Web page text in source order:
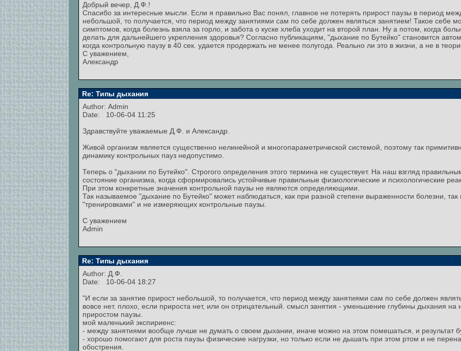
Добрый вечер, Д.Ф.!
Спасибо за интересные мысли. Если я правильно Вас понял, главное не потерять прирост паузы в период
небольшой, то получается, что период между занятиями сам по себе должен являться занятием! Такое себе
симптомов, когда болезнь взяла за горло, и забота о куске хлеба уходит на второй план. Ну а потом, когда
делать для дальнейшего укрепления здоровья? Согласно публикациям, "дыхание по Бутейко" становится
когда контрольную паузу в 40 сек. удается продержать не менее полугода. Реально ли это в жизни, а не в
С уважением,
Александр
Re: Типы дыхания
Author: Admin
Date: 10-06-04 11:25
Здравствуйте уважаемые Д.Ф. и Александр.
Живой организм является существенно нелинейной и многопараметрической системой, поэтому так
динамику контрольных пауз недопустимо.
Теперь о "дыхании по Бутейко". Строгого определения этого термина не существует. На наш взгляд
состояние организма, когда сформировались устойчивые правильные физиологические и психологические
При этом конкретные значения контрольной паузы не являются определяющими.
Так называемое "дыхание по Бутейко" может наблюдаться, как при разной степени выраженности болезни,
"тренировками" и не измеряющих контрольные паузы.
С уважением
Admin
Re: Типы дыхания
Author: Д.Ф.
Date: 10-06-04 18:27
"И если за занятие прирост небольшой, то получается, что период между занятиями сам по себе должен
вовсе нет. плохо, если прироста нет, или он отрицательный. смысл занятия - уменьшение глубины дыхания на
приростом паузы.
мой маленький экспириенс:
- между занятиями вообще лучше не думать о своем дыхании, иначе можно на этом помешаться, и результат
- хорошо помогают для роста паузы физические нагрузки, но только если не дышать при этом ртом и не
обострения.